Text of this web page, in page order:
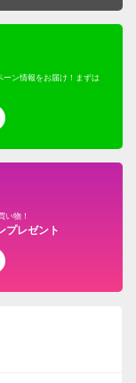
ン情報をお届け！まずは
い物！
プレゼント